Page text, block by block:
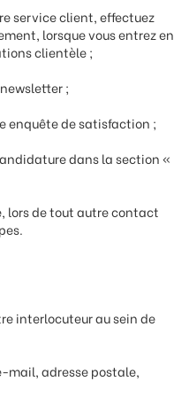
service client, effectuez
lorsque vous entrez en
clientèle ;
;
enquête de satisfaction ;
dans la section «
lors de tout autre contact
interlocuteur au sein de
mail, adresse postale,